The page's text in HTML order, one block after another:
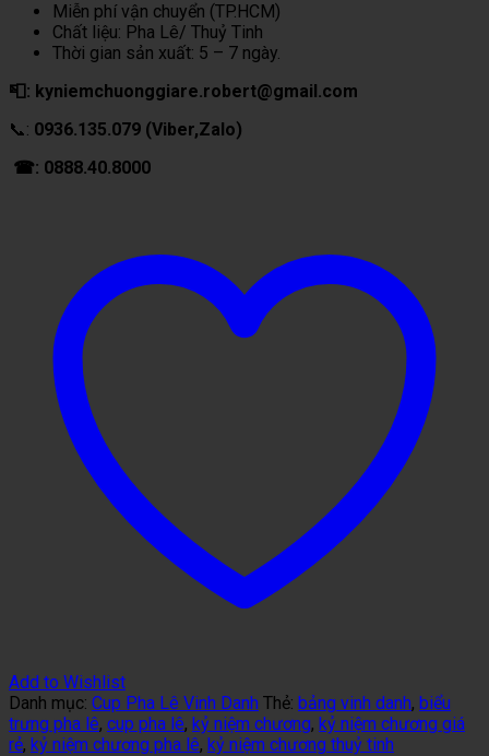
Miễn phí vận chuyển (TP.HCM)
Chất liệu: Pha Lê/ Thuỷ Tinh
Thời gian sản xuất: 5 – 7 ngày.
📮: kyniemchuonggiare.robert@gmail.com
📞: 0936.135.079 (Viber,Zalo)
☎: 0888.40.8000
Add to Wishlist
Danh mục: Cup Pha Lê Vinh Danh Thẻ: bảng vinh danh, biểu
trưng pha lê, cup pha lê, kỷ niệm chương, kỷ niệm chương giá
rẻ, kỷ niệm chương pha lê, kỷ niệm chương thuỷ tinh